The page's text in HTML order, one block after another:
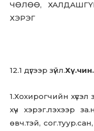
ЧӨЛӨӨ,
ХЭРЭГ
12.1 дүгээр зүйл.
1.Хохирогчийн хүсэл
хүч хэрэг.лэхээр
өвч.тэй,